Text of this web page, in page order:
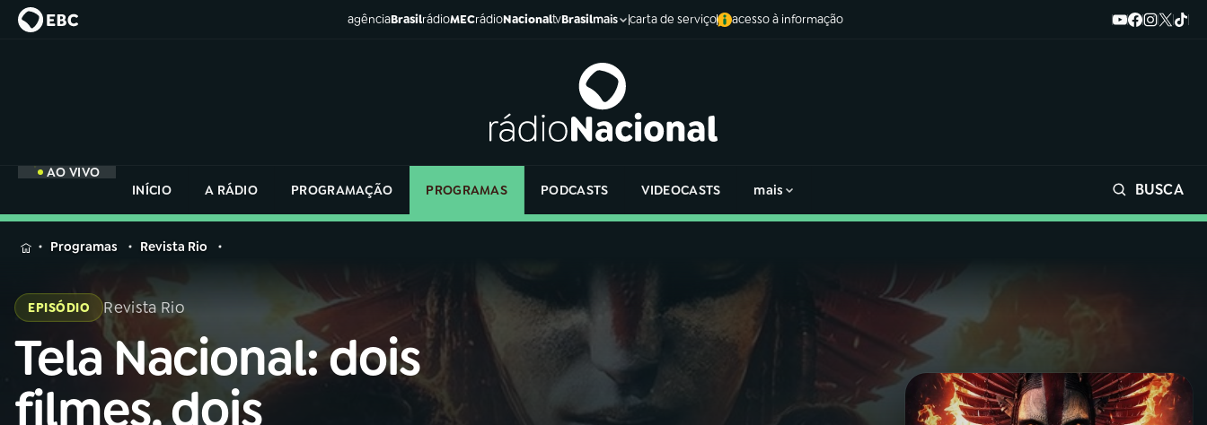
agênciaBrasilrádioMECrádioNacionaltvBrasilmais carta de serviço acesso à informação
AO VIVO
INÍCIO
A RÁDIO PROGRAMAÇÃO PROGRAMAS PODCASTS VIDEOCASTS mais BUSCA
MENU
Buscar
na
Rádio
Nacional
Buscar
AO VIVO
na
Rádio
Programas Revista Rio
EPISÓDIO Revista Rio
Tela Nacional: dois
filmes, dois